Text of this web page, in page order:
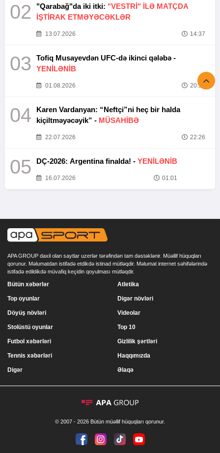
02 "Qarabağ"da iki itki: "VESTRİ" İLƏ MATÇDA
İŞTİRAK ETMƏYƏCƏKLƏR
13.07.2026 14:37
03
Tofiq Musayevdən UFC-də ikinci qələbə -
YENİLƏNİB
01.08.2026 20:52
04
Karen Vardanyan: “Neftçi”ni heç bir halda
kiçiltməyəcəyik” - MÜSAHİBƏ
22.07.2026 22:26
05 DÇ-2026: Argentina finalda! - YENİLƏNİB
16.07.2026 01:01
APA GROUP daxil olan saytlar uzerlər tərəfindən tam dəstəklənir. Müəllif hüquqları
qorunur. Məlumatdan istifadə etdikdə istinad mütləqdir. Məlumat internet səhifələrində
istifadə edildikdə müvafiq keçidin qoyulması mütləqdir.
Bütün xəbərlər
Top oyunlar
Döyüş növləri
Stolüstü oyunlar
Atletika
Digər növləri
Videolar
Top 10
Futbol xəbərləri
Tennis xəbərləri
Digər
Gizlilik şərtləri
Haqqımızda
Əlaqə
© 2007 - 2026 Bütün müəllif hüquqları qorunur.